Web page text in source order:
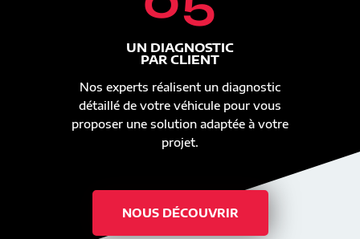
UN DIAGNOSTIC
PAR CLIENT
Nos experts réalisent un diagnostic
détaillé de votre véhicule pour vous
proposer une solution adaptée à votre
projet.
NOUS DÉCOUVRIR